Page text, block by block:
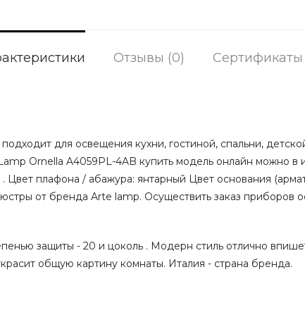
Отзывы (0) Сертификаты
для освещения кухни, гостиной, спальни,
Ornella A4059PL-4AB купить модель онлайн можно в
плафона / абажура: янтарный Цвет основания
от бренда Arte lamp. Осуществить заказ приборов
защиты - 20 и цоколь . Модерн стиль отлично
общую картину комнаты. Италия - страна бренда.